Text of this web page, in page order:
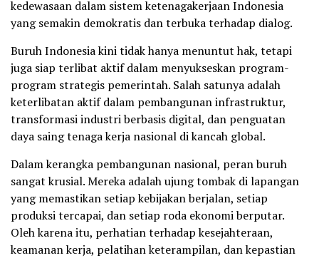
kedewasaan dalam sistem ketenagakerjaan Indonesia
yang semakin demokratis dan terbuka terhadap dialog.
Buruh Indonesia kini tidak hanya menuntut hak, tetapi
juga siap terlibat aktif dalam menyukseskan program-
program strategis pemerintah. Salah satunya adalah
keterlibatan aktif dalam pembangunan infrastruktur,
transformasi industri berbasis digital, dan penguatan
daya saing tenaga kerja nasional di kancah global.
Dalam kerangka pembangunan nasional, peran buruh
sangat krusial. Mereka adalah ujung tombak di lapangan
yang memastikan setiap kebijakan berjalan, setiap
produksi tercapai, dan setiap roda ekonomi berputar.
Oleh karena itu, perhatian terhadap kesejahteraan,
keamanan kerja, pelatihan keterampilan, dan kepastian